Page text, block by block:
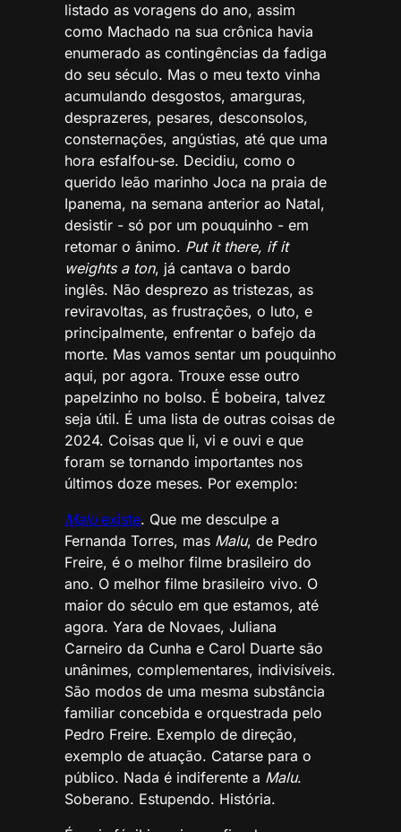
listado as voragens do ano, assim
como Machado na sua crônica havia
enumerado as contingências da fadiga
do seu século. Mas o meu texto vinha
acumulando desgostos, amarguras,
desprazeres, pesares, desconsolos,
consternações, angústias, até que uma
hora esfalfou-se. Decidiu, como o
querido leão marinho Joca na praia de
Ipanema, na semana anterior ao Natal,
desistir - só por um pouquinho - em
retomar o ânimo. Put it there, if it
weights a ton, já cantava o bardo
inglês. Não desprezo as tristezas, as
reviravoltas, as frustrações, o luto, e
principalmente, enfrentar o bafejo da
morte. Mas vamos sentar um pouquinho
aqui, por agora. Trouxe esse outro
papelzinho no bolso. É bobeira, talvez
seja útil. É uma lista de outras coisas de
2024. Coisas que li, vi e ouvi e que
foram se tornando importantes nos
últimos doze meses. Por exemplo:
Maluexiste. Que me desculpe a
Fernanda Torres, mas Malu, de Pedro
Freire, é o melhor filme brasileiro do
ano. O melhor filme brasileiro vivo. O
maior do século em que estamos, até
agora. Yara de Novaes, Juliana
Carneiro da Cunha e Carol Duarte são
unânimes, complementares, indivisíveis.
São modos de uma mesma substância
familiar concebida e orquestrada pelo
Pedro Freire. Exemplo de direção,
exemplo de atuação. Catarse para o
público. Nada é indiferente a Malu.
Soberano. Estupendo. História.